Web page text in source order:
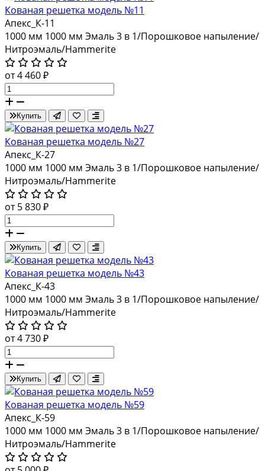
Кованая решетка модель №11
Апекс_К-11
1000 мм 1000 мм Эмаль 3 в 1/Порошковое напыление/
Нитроэмаль/Hammerite
от 4 460 ₽
Купить
Кованая решетка модель №27
Апекс_К-27
1000 мм 1000 мм Эмаль 3 в 1/Порошковое напыление/
Нитроэмаль/Hammerite
от 5 830 ₽
Купить
Кованая решетка модель №43
Апекс_К-43
1000 мм 1000 мм Эмаль 3 в 1/Порошковое напыление/
Нитроэмаль/Hammerite
от 4 730 ₽
Купить
Кованая решетка модель №59
Апекс_К-59
1000 мм 1000 мм Эмаль 3 в 1/Порошковое напыление/
Нитроэмаль/Hammerite